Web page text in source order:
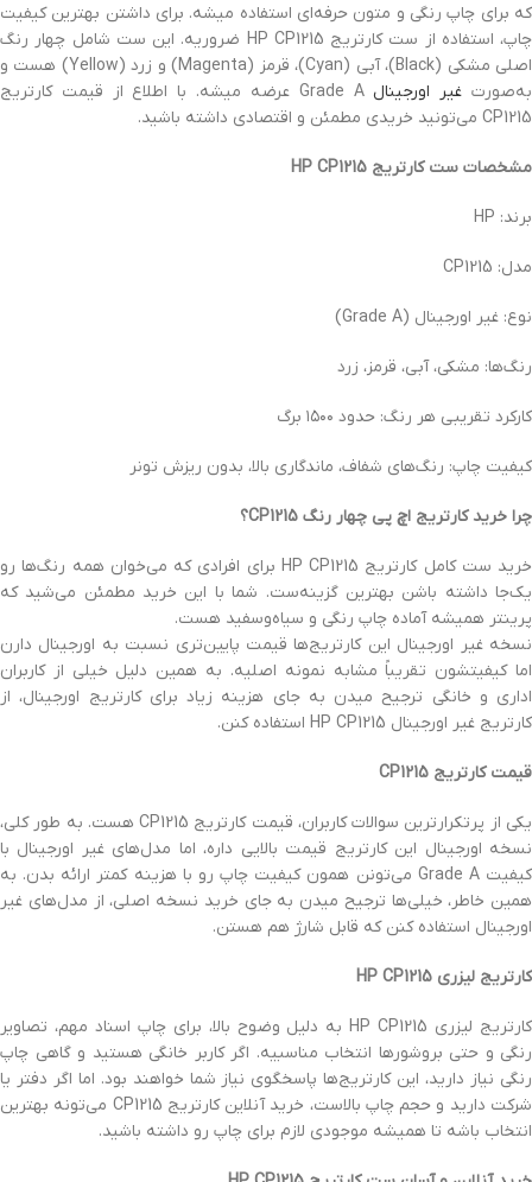
که برای چاپ رنگی و متون حرفه‌ای استفاده میشه. برای داشتن بهترین کیفیت
چاپ، استفاده از ست کارتریج HP CP1215 ضروریه. این ست شامل چهار رنگ
اصلی مشکی (Black)، آبی (Cyan)، قرمز (Magenta) و زرد (Yellow) هست و
به‌صورت غیر اورجینال
Grade A عرضه میشه. با اطلاع از قیمت کارتریج
CP1215 می‌تونید خریدی مطمئن و اقتصادی داشته باشید.
مشخصات ست کارتریج HP CP1215
برند: HP
مدل: CP1215
نوع: غیر اورجینال (Grade A)
رنگ‌ها: مشکی، آبی، قرمز، زرد
کارکرد تقریبی هر رنگ: حدود ۱۵۰۰ برگ
کیفیت چاپ: رنگ‌های شفاف، ماندگاری بالا، بدون ریزش تونر
چرا خرید کارتریج اچ پی چهار رنگ CP1215؟
خرید ست کامل کارتریج HP CP1215 برای افرادی که می‌خوان همه رنگ‌ها رو
یک‌جا داشته باشن بهترین گزینه‌ست. شما با این خرید مطمئن می‌شید که
پرینتر همیشه آماده چاپ رنگی و سیاه‌وسفید هست.
نسخه غیر اورجینال این کارتریج‌ها قیمت پایین‌تری نسبت به اورجینال دارن
اما کیفیتشون تقریباً مشابه نمونه اصلیه. به همین دلیل خیلی از کاربران
اداری و خانگی ترجیح میدن به جای هزینه زیاد برای کارتریج اورجینال، از
کارتریج غیر اورجینال HP CP1215 استفاده کنن.
قیمت کارتریج CP1215
یکی از پرتکرارترین سوالات کاربران، قیمت کارتریج CP1215 هست. به طور کلی،
نسخه اورجینال این کارتریج قیمت بالایی داره، اما مدل‌های غیر اورجینال با
کیفیت Grade A می‌تونن همون کیفیت چاپ رو با هزینه کمتر ارائه بدن. به
همین خاطر، خیلی‌ها ترجیح میدن به جای خرید نسخه اصلی، از مدل‌های غیر
اورجینال استفاده کنن که قابل شارژ هم هستن.
کارتریج لیزری HP CP1215
کارتریج لیزری HP CP1215 به دلیل وضوح بالا، برای چاپ اسناد مهم، تصاویر
رنگی و حتی بروشورها انتخاب مناسبیه. اگر کاربر خانگی هستید و گاهی چاپ
رنگی نیاز دارید، این کارتریج‌ها پاسخگوی نیاز شما خواهند بود. اما اگر دفتر یا
شرکت دارید و حجم چاپ بالاست، خرید آنلاین کارتریج CP1215 می‌تونه بهترین
انتخاب باشه تا همیشه موجودی لازم برای چاپ رو داشته باشید.